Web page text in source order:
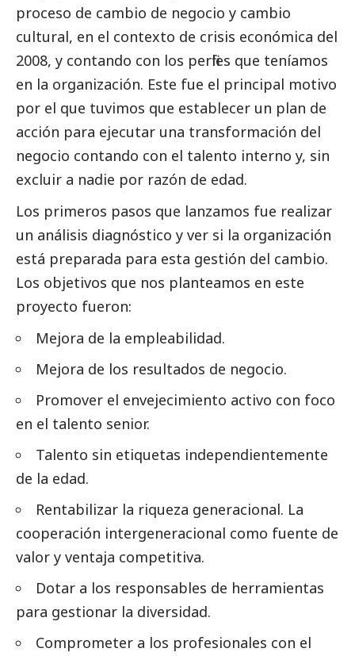
proceso de cambio de negocio y cambio
cultural, en el contexto de crisis económica del
2008, y contando con los perfiles que teníamos
en la organización. Este fue el principal motivo
por el que tuvimos que establecer un plan de
acción para ejecutar una transformación del
negocio contando con el talento interno y, sin
excluir a nadie por razón de edad.
Los primeros pasos que lanzamos fue realizar
un análisis diagnóstico y ver si la organización
está preparada para esta gestión del cambio.
Los objetivos que nos planteamos en este
proyecto fueron:
Mejora de la empleabilidad.
Mejora de los resultados de negocio.
Promover el envejecimiento activo con foco
en el talento senior.
Talento sin etiquetas independientemente
de la edad.
Rentabilizar la riqueza generacional. La
cooperación intergeneracional como fuente de
valor y ventaja competitiva.
Dotar a los responsables de herramientas
para gestionar la diversidad.
Comprometer a los profesionales con el